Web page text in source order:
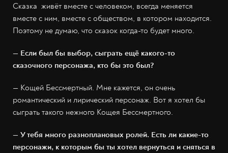
Сказка живёт вместе с человеком, всегда меняется
вместе с ним, вместе с обществом, в котором находится.
Поэтому не думаю, что сказок когда-то будет много.
— Если был бы выбор, сыграть ещё какого-то
сказочного персонажа, кто бы это был?
— Кощей Бессмертный. Мне кажется, он очень
романтический и лирический персонаж. Вот я хотел бы
сыграть такого нежного Кощея Бессмертного.
— У тебя много разноплановых ролей. Есть ли какие-то
персонажи, к которым бы ты хотел вернуться и сняться в